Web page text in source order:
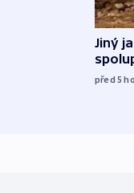
Jiný
před 5